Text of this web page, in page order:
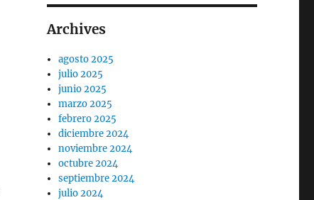
Archives
agosto 2025
julio 2025
junio 2025
marzo 2025
febrero 2025
diciembre 2024
noviembre 2024
octubre 2024
septiembre 2024
julio 2024